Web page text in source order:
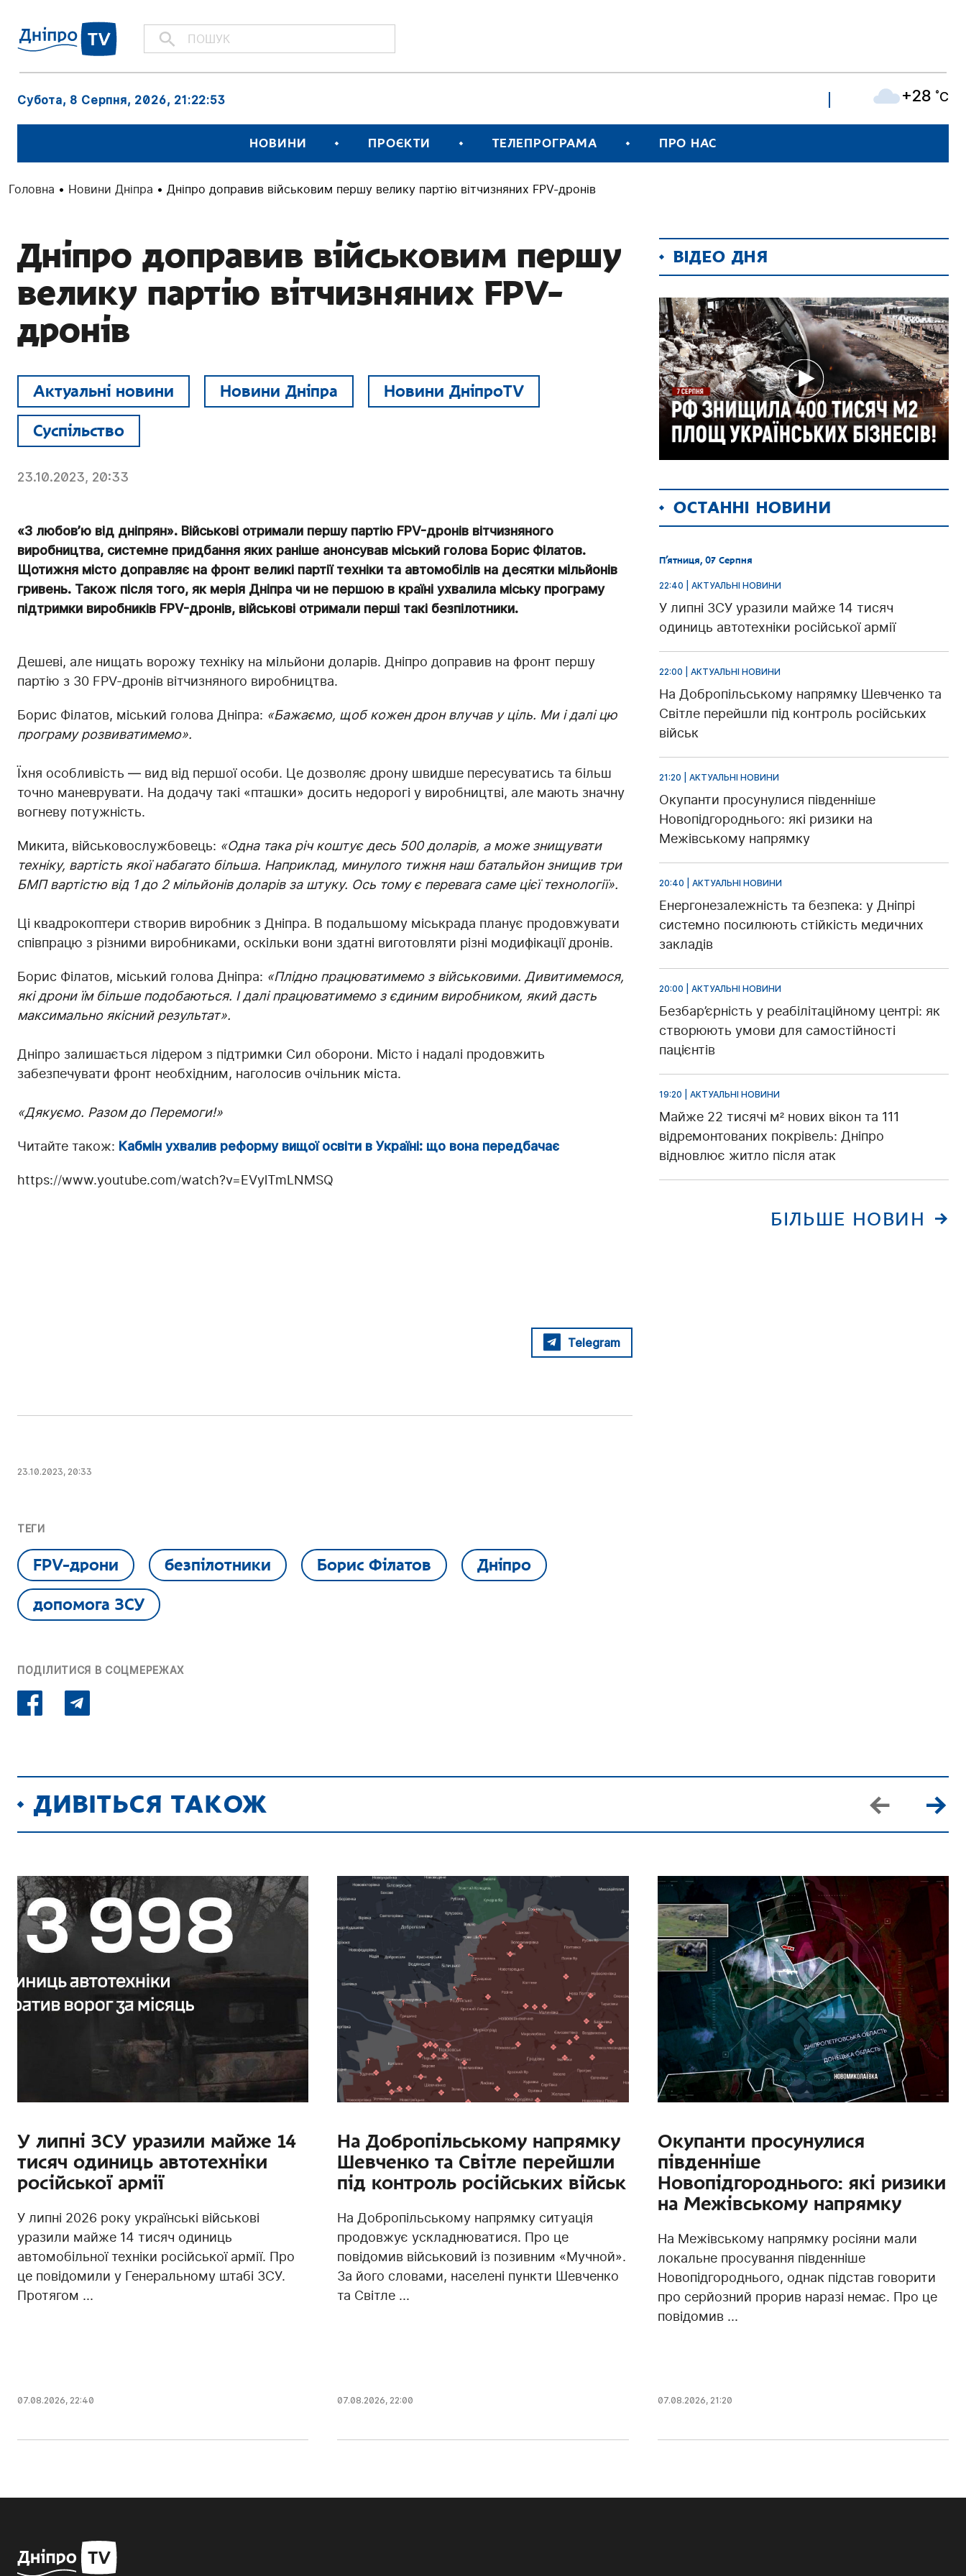
Субота, 8 Серпня, 2026, 21:22:54 +28 ˚C
НОВИНИ ПРОЄКТИ ТЕЛЕПРОГРАМА ПРО НАС
Головна • Новини Дніпра • Дніпро доправив військовим першу велику партію вітчизняних FPV-дронів
Дніпро доправив військовим першу
велику партію вітчизняних FPV-
дронів
Актуальні новини Новини Дніпра Новини ДніпроTV
Суспільство
23.10.2023, 20:33
«З любов’ю від дніпрян». Військові отримали першу партію FPV-дронів вітчизняного
виробництва, системне придбання яких раніше анонсував міський голова Борис Філатов.
Щотижня місто доправляє на фронт великі партії техніки та автомобілів на десятки мільйонів
гривень. Також після того, як мерія Дніпра чи не першою в країні ухвалила міську програму
підтримки виробників FPV-дронів, військові отримали перші такі безпілотники.
Дешеві, але нищать ворожу техніку на мільйони доларів. Дніпро доправив на фронт першу
партію з 30 FPV-дронів вітчизняного виробництва.
Борис Філатов, міський голова Дніпра: «Бажаємо, щоб кожен дрон влучав у ціль. Ми і далі цю
програму розвиватимемо».
Їхня особливість — вид від першої особи. Це дозволяє дрону швидше пересуватись та більш
точно маневрувати. На додачу такі «пташки» досить недорогі у виробництві, але мають значну
вогневу потужність.
Микита, військовослужбовець: «Одна така річ коштує десь 500 доларів, а може знищувати
техніку, вартість якої набагато більша. Наприклад, минулого тижня наш батальйон знищив три
БМП вартістю від 1 до 2 мільйонів доларів за штуку. Ось тому є перевага саме цієї технології».
Ці квадрокоптери створив виробник з Дніпра. В подальшому міськрада планує продовжувати
співпрацю з різними виробниками, оскільки вони здатні виготовляти різні модифікації дронів.
Борис Філатов, міський голова Дніпра: «Плідно працюватимемо з військовими. Дивитимемося,
які дрони їм більше подобаються. І далі працюватимемо з єдиним виробником, який дасть
максимально якісний результат».
Дніпро залишається лідером з підтримки Сил оборони. Місто і надалі продовжить
забезпечувати фронт необхідним, наголосив очільник міста.
«Дякуємо. Разом до Перемоги!»
Читайте також: Кабмін ухвалив реформу вищої освіти в Україні: що вона передбачає
https://www.youtube.com/watch?v=EVylTmLNMSQ
Telegram
23.10.2023, 20:33
ТЕГИ
FPV-дрони безпілотники Борис Філатов Дніпро
допомога ЗСУ
ПОДІЛИТИСЯ В СОЦМЕРЕЖАХ
ВІДЕО ДНЯ
ОСТАННІ НОВИНИ
П’ятниця, 07 Серпня
22:40 | АКТУАЛЬНІ НОВИНИ
У липні ЗСУ уразили майже 14 тисяч
одиниць автотехніки російської армії
22:00 | АКТУАЛЬНІ НОВИНИ
На Добропільському напрямку Шевченко та
Світле перейшли під контроль російських
військ
21:20 | АКТУАЛЬНІ НОВИНИ
Окупанти просунулися південніше
Новопідгороднього: які ризики на
Межівському напрямку
20:40 | АКТУАЛЬНІ НОВИНИ
Енергонезалежність та безпека: у Дніпрі
системно посилюють стійкість медичних
закладів
20:00 | АКТУАЛЬНІ НОВИНИ
Безбар’єрність у реабілітаційному центрі: як
створюють умови для самостійності
пацієнтів
19:20 | АКТУАЛЬНІ НОВИНИ
Майже 22 тисячі м² нових вікон та 111
відремонтованих покрівель: Дніпро
відновлює житло після атак
БІЛЬШЕ НОВИН
ДИВІТЬСЯ ТАКОЖ
У липні ЗСУ уразили майже 14
тисяч одиниць автотехніки
російської армії
У липні 2026 року українські військові
уразили майже 14 тисяч одиниць
автомобільної техніки російської армії. Про
це повідомили у Генеральному штабі ЗСУ.
Протягом ...
07.08.2026, 22:40
На Добропільському напрямку
Шевченко та Світле перейшли
під контроль російських військ
На Добропільському напрямку ситуація
продовжує ускладнюватися. Про це
повідомив військовий із позивним «Мучной».
За його словами, населені пункти Шевченко
та Світле ...
07.08.2026, 22:00
Окупанти просунулися
південніше
Новопідгороднього: які ризики
на Межівському напрямку
На Межівському напрямку росіяни мали
локальне просування південніше
Новопідгороднього, однак підстав говорити
про серйозний прорив наразі немає. Про це
повідомив ...
07.08.2026, 21:20